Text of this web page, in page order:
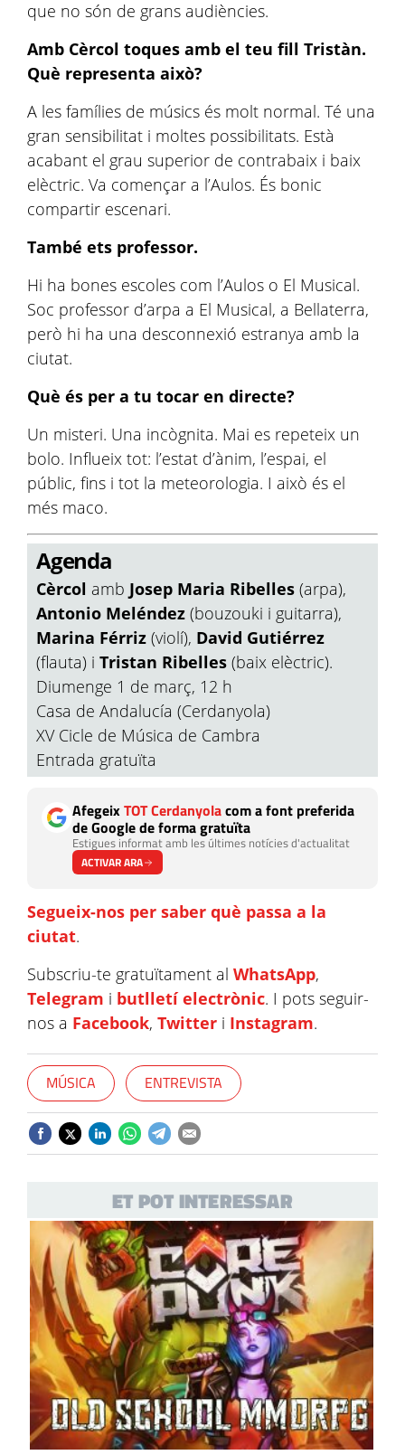
que no són de grans audiències.
Amb Cèrcol toques amb el teu fill Tristàn.
Què representa això?
A les famílies de músics és molt normal. Té una
gran sensibilitat i moltes possibilitats. Està
acabant el grau superior de contrabaix i baix
elèctric. Va començar a l’Aulos. És bonic
compartir escenari.
També ets professor.
Hi ha bones escoles com l’Aulos o El Musical.
Soc professor d’arpa a El Musical, a Bellaterra,
però hi ha una desconnexió estranya amb la
ciutat.
Què és per a tu tocar en directe?
Un misteri. Una incògnita. Mai es repeteix un
bolo. Influeix tot: l’estat d’ànim, l’espai, el
públic, fins i tot la meteorologia. I això és el
més maco.
Agenda
Cèrcol amb Josep Maria Ribelles (arpa),
Antonio Meléndez (bouzouki i guitarra),
Marina Férriz (violí), David Gutiérrez
(flauta) i Tristan Ribelles (baix elèctric).
Diumenge 1 de març, 12 h
Casa de Andalucía (Cerdanyola)
XV Cicle de Música de Cambra
Entrada gratuïta
AfegeixTOT Cerdanyolacom a font preferida
de Google de forma gratuïta
Estigues informat amb les últimes notícies d'actualitat
ACTIVAR ARA
Segueix-nos per saber què passa a la
ciutat.
Subscriu-te gratuïtament al WhatsApp,
Telegram i butlletí electrònic. I pots seguir-
nos a Facebook, Twitter i Instagram.
MÚSICA ENTREVISTA
ET POT INTERESSAR